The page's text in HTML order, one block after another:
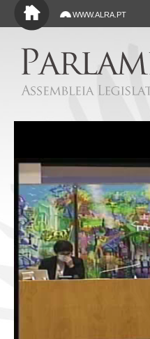
Saltar para o conteúdo principal
WWW.ALRA.PT